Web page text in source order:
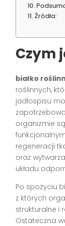
Źródła:
Czym
białko
roślinnych,
jadłospisu
organizmie
regeneracji
oraz
układu
Po spożyciu
z których
strukturalne i
Ostateczna